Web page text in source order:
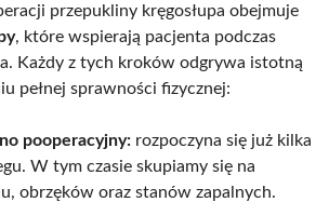
przepukliny kręgosłupa obejmuje
, które wspierają pacjenta podczas
Każdy z tych kroków odgrywa istotną
pełnej sprawności fizycznej:
pooperacyjny: rozpoczyna się już kilka
W tym czasie skupiamy się na
obrzęków oraz stanów zapalnych.